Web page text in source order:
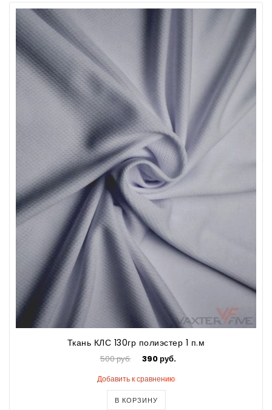
Ткань КЛС 130гр полиэстер 1 п.м
500 руб. 390 руб.
Добавить к сравнению
В КОРЗИНУ